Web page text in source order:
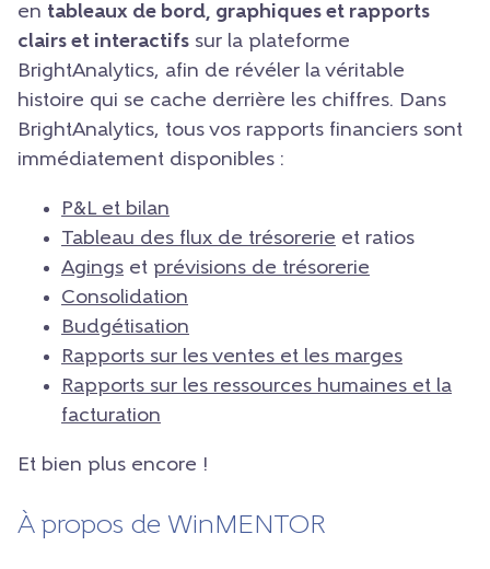
en tableaux de bord, graphiques et rapports
clairs et interactifs sur la plateforme
BrightAnalytics, afin de révéler la véritable
histoire qui se cache derrière les chiffres. Dans
BrightAnalytics, tous vos rapports financiers sont
immédiatement disponibles :
P&L et bilan
Tableau des flux de trésorerie et ratios
Agings et prévisions de trésorerie
Consolidation
Budgétisation
Rapports sur les ventes et les marges
Rapports sur les ressources humaines et la
facturation
Et bien plus encore !
À propos de WinMENTOR